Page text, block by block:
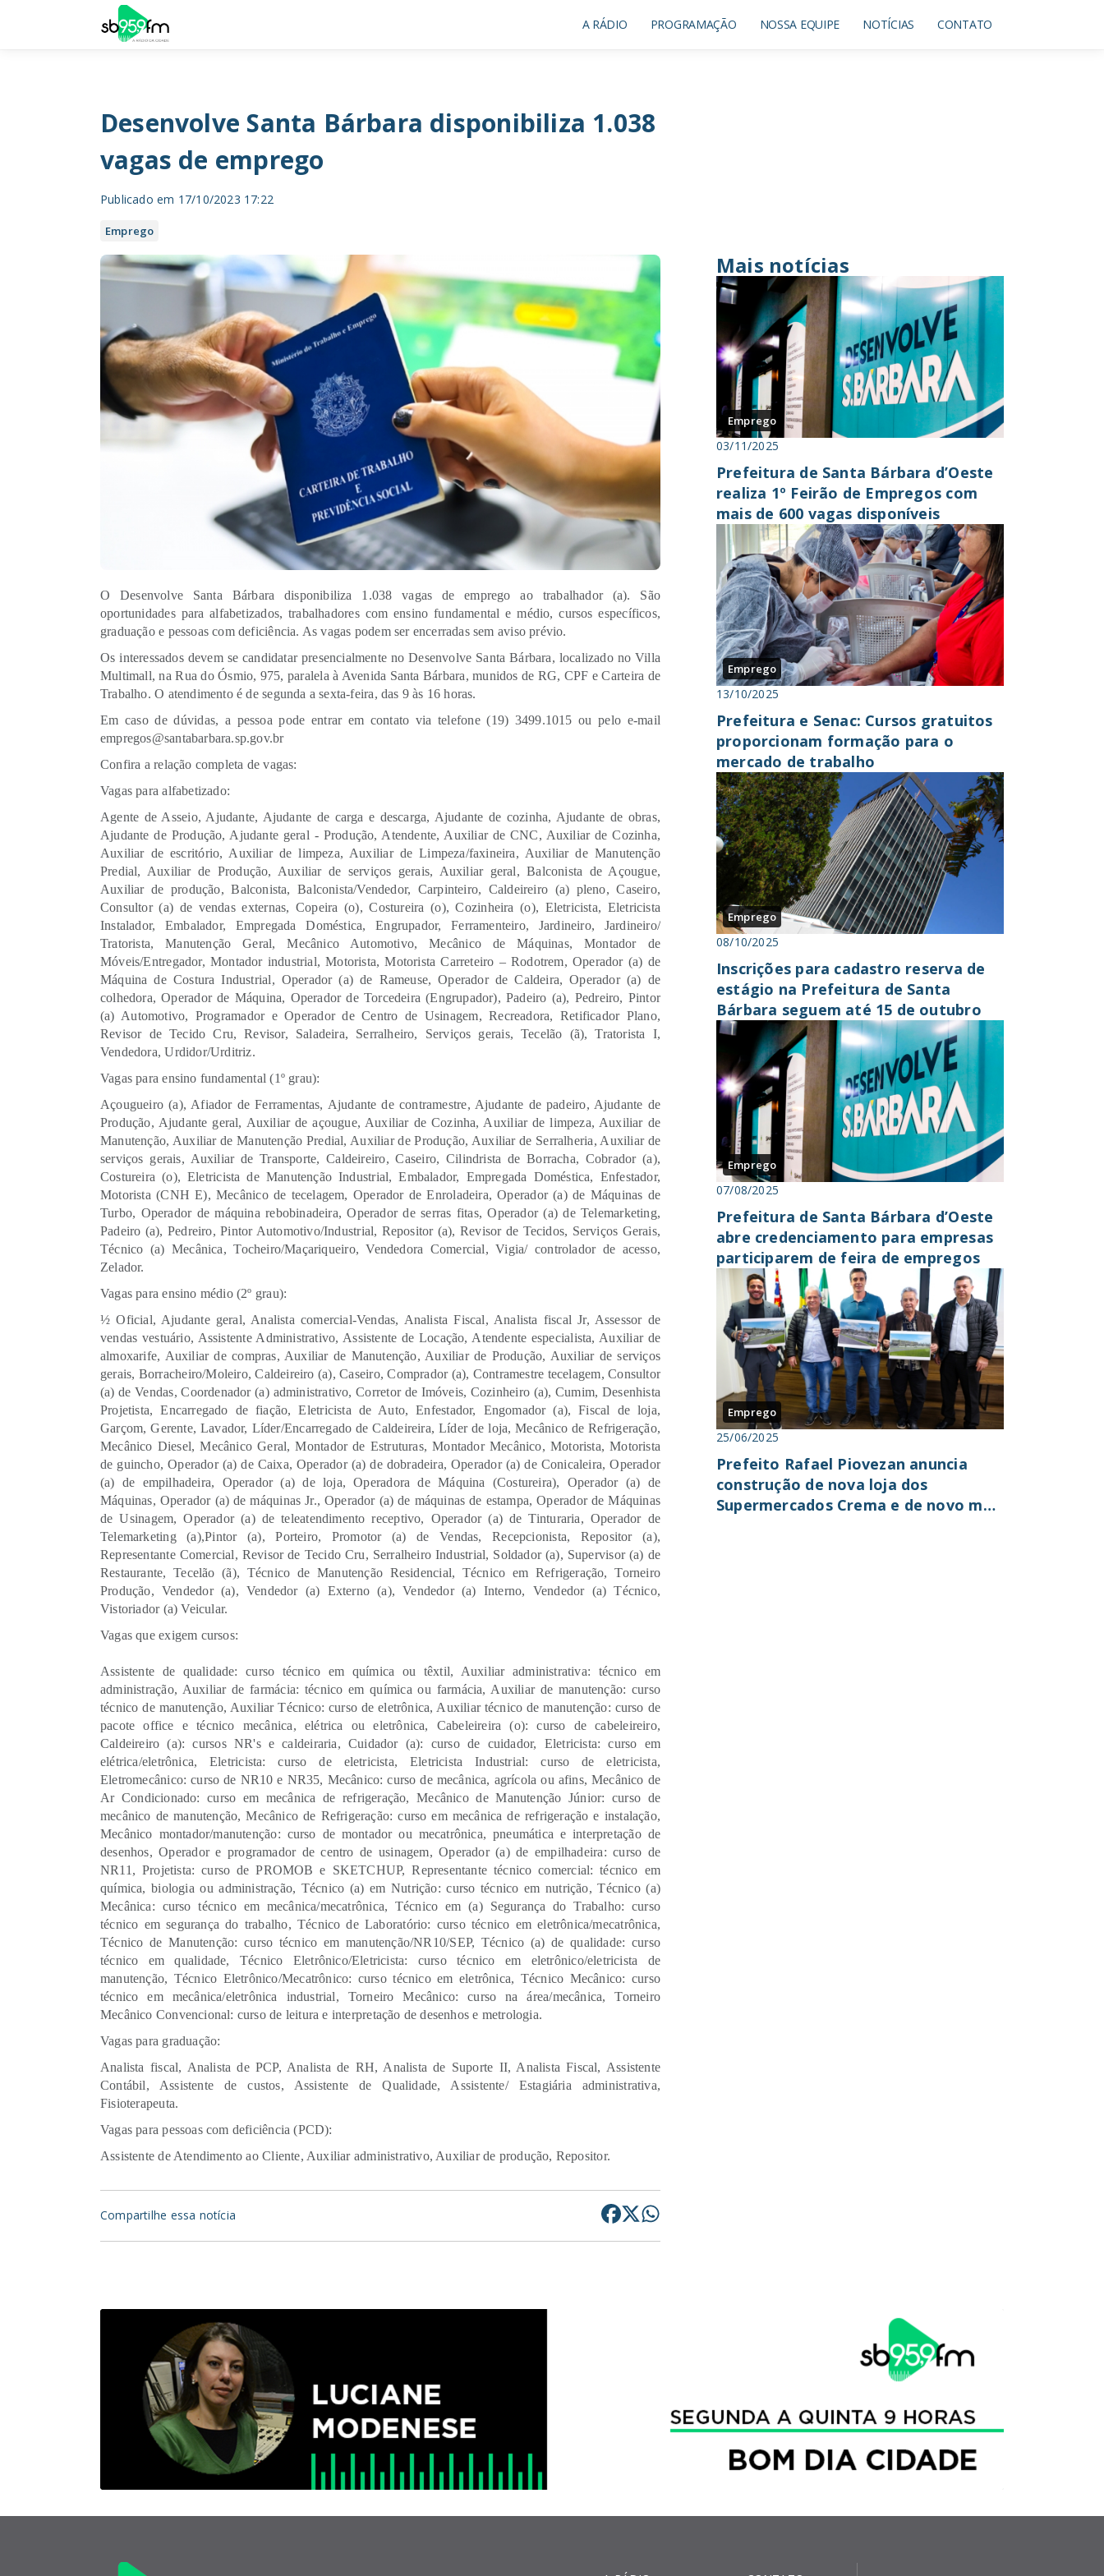
A RÁDIO PROGRAMAÇÃO NOSSA EQUIPE NOTÍCIAS CONTATO
Desenvolve Santa Bárbara disponibiliza 1.038
vagas de emprego
Publicado em 17/10/2023 17:22
Emprego
O Desenvolve Santa Bárbara disponibiliza 1.038 vagas de emprego ao trabalhador (a). São
oportunidades para alfabetizados, trabalhadores com ensino fundamental e médio, cursos específicos,
graduação e pessoas com deficiência. As vagas podem ser encerradas sem aviso prévio.
Os interessados devem se candidatar presencialmente no Desenvolve Santa Bárbara, localizado no Villa
Multimall, na Rua do Ósmio, 975, paralela à Avenida Santa Bárbara, munidos de RG, CPF e Carteira de
Trabalho. O atendimento é de segunda a sexta-feira, das 9 às 16 horas.
Em caso de dúvidas, a pessoa pode entrar em contato via telefone (19) 3499.1015 ou pelo e-mail
empregos@santabarbara.sp.gov.br
Confira a relação completa de vagas:
Vagas para alfabetizado:
Agente de Asseio, Ajudante, Ajudante de carga e descarga, Ajudante de cozinha, Ajudante de obras,
Ajudante de Produção, Ajudante geral - Produção, Atendente, Auxiliar de CNC, Auxiliar de Cozinha,
Auxiliar de escritório, Auxiliar de limpeza, Auxiliar de Limpeza/faxineira, Auxiliar de Manutenção
Predial, Auxiliar de Produção, Auxiliar de serviços gerais, Auxiliar geral, Balconista de Açougue,
Auxiliar de produção, Balconista, Balconista/Vendedor, Carpinteiro, Caldeireiro (a) pleno, Caseiro,
Consultor (a) de vendas externas, Copeira (o), Costureira (o), Cozinheira (o), Eletricista, Eletricista
Instalador, Embalador, Empregada Doméstica, Engrupador, Ferramenteiro, Jardineiro, Jardineiro/
Tratorista, Manutenção Geral, Mecânico Automotivo, Mecânico de Máquinas, Montador de
Móveis/Entregador, Montador industrial, Motorista, Motorista Carreteiro – Rodotrem, Operador (a) de
Máquina de Costura Industrial, Operador (a) de Rameuse, Operador de Caldeira, Operador (a) de
colhedora, Operador de Máquina, Operador de Torcedeira (Engrupador), Padeiro (a), Pedreiro, Pintor
(a) Automotivo, Programador e Operador de Centro de Usinagem, Recreadora, Retificador Plano,
Revisor de Tecido Cru, Revisor, Saladeira, Serralheiro, Serviços gerais, Tecelão (ã), Tratorista I,
Vendedora, Urdidor/Urditriz.
Vagas para ensino fundamental (1º grau):
Açougueiro (a), Afiador de Ferramentas, Ajudante de contramestre, Ajudante de padeiro, Ajudante de
Produção, Ajudante geral, Auxiliar de açougue, Auxiliar de Cozinha, Auxiliar de limpeza, Auxiliar de
Manutenção, Auxiliar de Manutenção Predial, Auxiliar de Produção, Auxiliar de Serralheria, Auxiliar de
serviços gerais, Auxiliar de Transporte, Caldeireiro, Caseiro, Cilindrista de Borracha, Cobrador (a),
Costureira (o), Eletricista de Manutenção Industrial, Embalador, Empregada Doméstica, Enfestador,
Motorista (CNH E), Mecânico de tecelagem, Operador de Enroladeira, Operador (a) de Máquinas de
Turbo, Operador de máquina rebobinadeira, Operador de serras fitas, Operador (a) de Telemarketing,
Padeiro (a), Pedreiro, Pintor Automotivo/Industrial, Repositor (a), Revisor de Tecidos, Serviços Gerais,
Técnico (a) Mecânica, Tocheiro/Maçariqueiro, Vendedora Comercial, Vigia/ controlador de acesso,
Zelador.
Vagas para ensino médio (2º grau):
½ Oficial, Ajudante geral, Analista comercial-Vendas, Analista Fiscal, Analista fiscal Jr, Assessor de
vendas vestuário, Assistente Administrativo, Assistente de Locação, Atendente especialista, Auxiliar de
almoxarife, Auxiliar de compras, Auxiliar de Manutenção, Auxiliar de Produção, Auxiliar de serviços
gerais, Borracheiro/Moleiro, Caldeireiro (a), Caseiro, Comprador (a), Contramestre tecelagem, Consultor
(a) de Vendas, Coordenador (a) administrativo, Corretor de Imóveis, Cozinheiro (a), Cumim, Desenhista
Projetista, Encarregado de fiação, Eletricista de Auto, Enfestador, Engomador (a), Fiscal de loja,
Garçom, Gerente, Lavador, Líder/Encarregado de Caldeireira, Líder de loja, Mecânico de Refrigeração,
Mecânico Diesel, Mecânico Geral, Montador de Estruturas, Montador Mecânico, Motorista, Motorista
de guincho, Operador (a) de Caixa, Operador (a) de dobradeira, Operador (a) de Conicaleira, Operador
(a) de empilhadeira, Operador (a) de loja, Operadora de Máquina (Costureira), Operador (a) de
Máquinas, Operador (a) de máquinas Jr., Operador (a) de máquinas de estampa, Operador de Máquinas
de Usinagem, Operador (a) de teleatendimento receptivo, Operador (a) de Tinturaria, Operador de
Telemarketing (a),Pintor (a), Porteiro, Promotor (a) de Vendas, Recepcionista, Repositor (a),
Representante Comercial, Revisor de Tecido Cru, Serralheiro Industrial, Soldador (a), Supervisor (a) de
Restaurante, Tecelão (ã), Técnico de Manutenção Residencial, Técnico em Refrigeração, Torneiro
Produção, Vendedor (a), Vendedor (a) Externo (a), Vendedor (a) Interno, Vendedor (a) Técnico,
Vistoriador (a) Veicular.
Vagas que exigem cursos:
Assistente de qualidade: curso técnico em química ou têxtil, Auxiliar administrativa: técnico em
administração, Auxiliar de farmácia: técnico em química ou farmácia, Auxiliar de manutenção: curso
técnico de manutenção, Auxiliar Técnico: curso de eletrônica, Auxiliar técnico de manutenção: curso de
pacote office e técnico mecânica, elétrica ou eletrônica, Cabeleireira (o): curso de cabeleireiro,
Caldeireiro (a): cursos NR's e caldeiraria, Cuidador (a): curso de cuidador, Eletricista: curso em
elétrica/eletrônica, Eletricista: curso de eletricista, Eletricista Industrial: curso de eletricista,
Eletromecânico: curso de NR10 e NR35, Mecânico: curso de mecânica, agrícola ou afins, Mecânico de
Ar Condicionado: curso em mecânica de refrigeração, Mecânico de Manutenção Júnior: curso de
mecânico de manutenção, Mecânico de Refrigeração: curso em mecânica de refrigeração e instalação,
Mecânico montador/manutenção: curso de montador ou mecatrônica, pneumática e interpretação de
desenhos, Operador e programador de centro de usinagem, Operador (a) de empilhadeira: curso de
NR11, Projetista: curso de PROMOB e SKETCHUP, Representante técnico comercial: técnico em
química, biologia ou administração, Técnico (a) em Nutrição: curso técnico em nutrição, Técnico (a)
Mecânica: curso técnico em mecânica/mecatrônica, Técnico em (a) Segurança do Trabalho: curso
técnico em segurança do trabalho, Técnico de Laboratório: curso técnico em eletrônica/mecatrônica,
Técnico de Manutenção: curso técnico em manutenção/NR10/SEP, Técnico (a) de qualidade: curso
técnico em qualidade, Técnico Eletrônico/Eletricista: curso técnico em eletrônico/eletricista de
manutenção, Técnico Eletrônico/Mecatrônico: curso técnico em eletrônica, Técnico Mecânico: curso
técnico em mecânica/eletrônica industrial, Torneiro Mecânico: curso na área/mecânica, Torneiro
Mecânico Convencional: curso de leitura e interpretação de desenhos e metrologia.
Vagas para graduação:
Analista fiscal, Analista de PCP, Analista de RH, Analista de Suporte II, Analista Fiscal, Assistente
Contábil, Assistente de custos, Assistente de Qualidade, Assistente/ Estagiária administrativa,
Fisioterapeuta.
Vagas para pessoas com deficiência (PCD):
Assistente de Atendimento ao Cliente, Auxiliar administrativo, Auxiliar de produção, Repositor.
Compartilhe essa notícia
Mais notícias
Emprego
03/11/2025
Prefeitura de Santa Bárbara d’Oeste
realiza 1º Feirão de Empregos com
mais de 600 vagas disponíveis
Emprego
13/10/2025
Prefeitura e Senac: Cursos gratuitos
proporcionam formação para o
mercado de trabalho
Emprego
08/10/2025
Inscrições para cadastro reserva de
estágio na Prefeitura de Santa
Bárbara seguem até 15 de outubro
Emprego
07/08/2025
Prefeitura de Santa Bárbara d’Oeste
abre credenciamento para empresas
participarem de feira de empregos
Emprego
25/06/2025
Prefeito Rafael Piovezan anuncia
construção de nova loja dos
Supermercados Crema e de novo mall